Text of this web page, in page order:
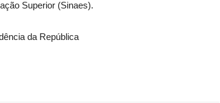
Superior (Sinaes).
da República